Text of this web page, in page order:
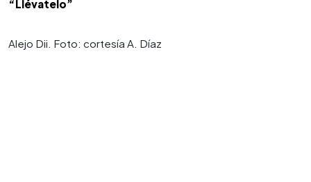
“Llévatelo”
Alejo Dii. Foto: cortesía A. Díaz